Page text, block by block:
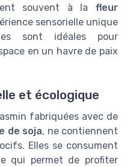
souvent à la fleur
sensorielle unique
sont idéales pour
en un havre de paix
et écologique
fabriquées avec de
de soja, ne contiennent
Elles se consument
qui permet de profiter